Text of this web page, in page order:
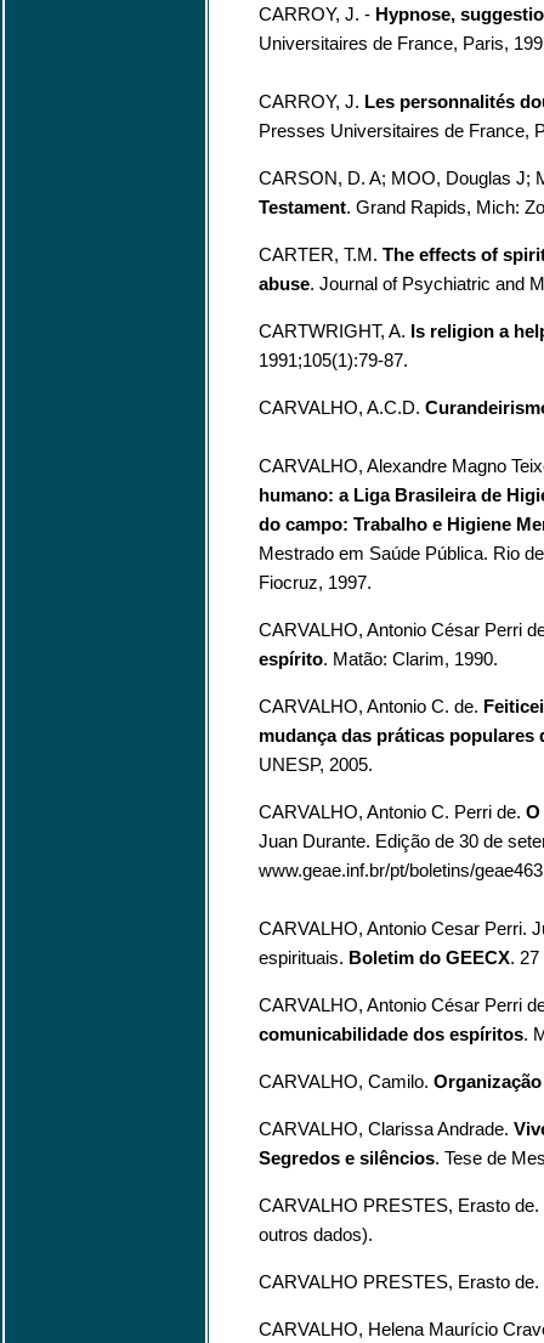
CARROY, J. - Hypnose,
Universitaires de France, Paris,
CARROY, J. Les personnalités
Presses Universitaires de France,
CARSON, D. A; MOO, Douglas J;
Testament. Grand Rapids, Mich:
CARTER, T.M. The effects of
abuse. Journal of Psychiatric and
CARTWRIGHT, A. Is religion a
1991;105(1):79-87.
CARVALHO, A.C.D.
CARVALHO, Alexandre Magno
humano: a Liga Brasileira de
do campo: Trabalho e Higiene
Mestrado em Saúde Pública. Rio
Fiocruz, 1997.
CARVALHO, Antonio César Perri
espírito. Matão: Clarim, 1990.
CARVALHO, Antonio C. de.
mudança das práticas populares
UNESP, 2005.
CARVALHO, Antonio C. Perri de.
Juan Durante. Edição de 30 de
www.geae.inf.br/pt/boletins/
CARVALHO, Antonio Cesar Perri.
espirituais. Boletim do GEECX. 27
CARVALHO, Antonio César Perri
comunicabilidade dos espíritos.
CARVALHO, Camilo.
CARVALHO, Clarissa Andrade.
Segredos e silêncios. Tese de
CARVALHO PRESTES, Erasto de.
outros dados).
CARVALHO PRESTES, Erasto de.
CARVALHO, Helena Maurício